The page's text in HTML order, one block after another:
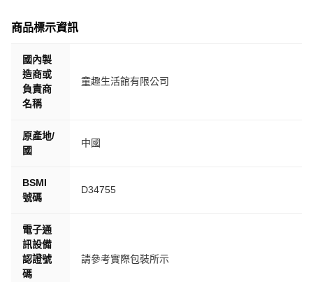
商品標示資訊
國內製
造商或
負責商
名稱
童趣生活館有限公司
原產地/
國
中國
BSMI
號碼
D34755
電子通
訊設備
認證號
碼
請參考實際包裝所示